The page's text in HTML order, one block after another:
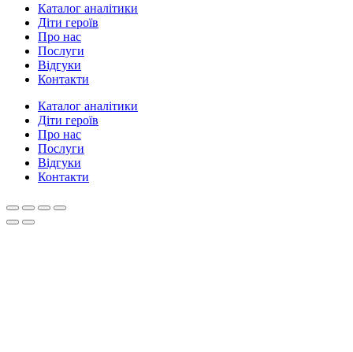
Каталог аналітики
Діти героїв
Про нас
Послуги
Відгуки
Контакти
Каталог аналітики
Діти героїв
Про нас
Послуги
Відгуки
Контакти